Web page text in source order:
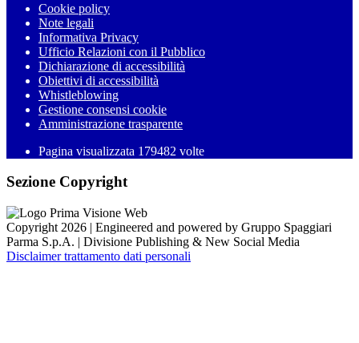
Cookie policy
Note legali
Informativa Privacy
Ufficio Relazioni con il Pubblico
Dichiarazione di accessibilità
Obiettivi di accessibilità
Whistleblowing
Gestione consensi cookie
Amministrazione trasparente
Pagina visualizzata 179482 volte
Sezione Copyright
Copyright 2026 | Engineered and powered by Gruppo Spaggiari
Parma S.p.A. | Divisione Publishing & New Social Media
Disclaimer trattamento dati personali